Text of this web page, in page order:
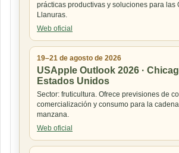
prácticas productivas y soluciones para las
Llanuras.
Web oficial
19–21 de agosto de 2026
USApple Outlook 2026 ·
Estados Unidos
Sector: fruticultura. Ofrece previsiones de
comercialización y consumo para la
manzana.
Web oficial